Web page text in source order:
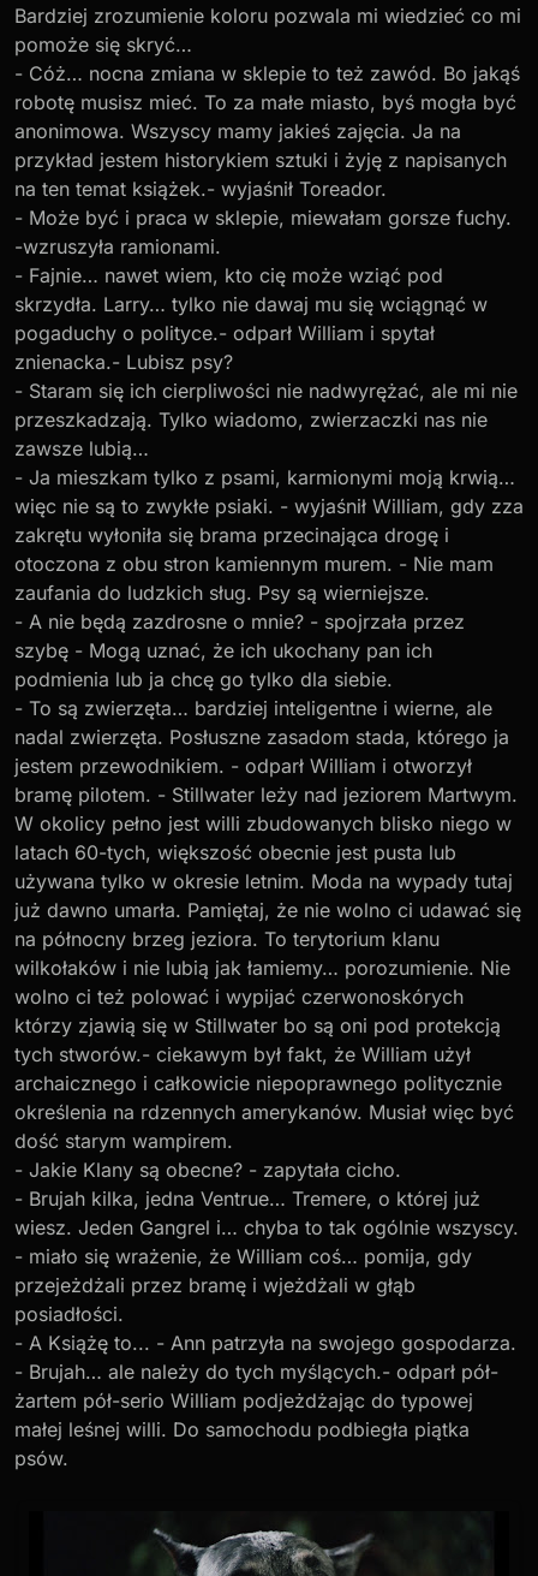
Bardziej zrozumienie koloru pozwala mi wiedzieć co mi
pomoże się skryć…
- Cóż… nocna zmiana w sklepie to też zawód. Bo jakąś
robotę musisz mieć. To za małe miasto, byś mogła być
anonimowa. Wszyscy mamy jakieś zajęcia. Ja na
przykład jestem historykiem sztuki i żyję z napisanych
na ten temat książek.- wyjaśnił Toreador.
- Może być i praca w sklepie, miewałam gorsze fuchy.
-wzruszyła ramionami.
- Fajnie… nawet wiem, kto cię może wziąć pod
skrzydła. Larry… tylko nie dawaj mu się wciągnąć w
pogaduchy o polityce.- odparł William i spytał
znienacka.- Lubisz psy?
- Staram się ich cierpliwości nie nadwyrężać, ale mi nie
przeszkadzają. Tylko wiadomo, zwierzaczki nas nie
zawsze lubią…
- Ja mieszkam tylko z psami, karmionymi moją krwią…
więc nie są to zwykłe psiaki. - wyjaśnił William, gdy zza
zakrętu wyłoniła się brama przecinająca drogę i
otoczona z obu stron kamiennym murem. - Nie mam
zaufania do ludzkich sług. Psy są wierniejsze.
- A nie będą zazdrosne o mnie? - spojrzała przez
szybę - Mogą uznać, że ich ukochany pan ich
podmienia lub ja chcę go tylko dla siebie.
- To są zwierzęta… bardziej inteligentne i wierne, ale
nadal zwierzęta. Posłuszne zasadom stada, którego ja
jestem przewodnikiem. - odparł William i otworzył
bramę pilotem. - Stillwater leży nad jeziorem Martwym.
W okolicy pełno jest willi zbudowanych blisko niego w
latach 60-tych, większość obecnie jest pusta lub
używana tylko w okresie letnim. Moda na wypady tutaj
już dawno umarła. Pamiętaj, że nie wolno ci udawać się
na północny brzeg jeziora. To terytorium klanu
wilkołaków i nie lubią jak łamiemy… porozumienie. Nie
wolno ci też polować i wypijać czerwonoskórych
którzy zjawią się w Stillwater bo są oni pod protekcją
tych stworów.- ciekawym był fakt, że William użył
archaicznego i całkowicie niepoprawnego politycznie
określenia na rdzennych amerykanów. Musiał więc być
dość starym wampirem.
- Jakie Klany są obecne? - zapytała cicho.
- Brujah kilka, jedna Ventrue… Tremere, o której już
wiesz. Jeden Gangrel i… chyba to tak ogólnie wszyscy.
- miało się wrażenie, że William coś… pomija, gdy
przejeżdżali przez bramę i wjeżdżali w głąb
posiadłości.
- A Książę to... - Ann patrzyła na swojego gospodarza.
- Brujah… ale należy do tych myślących.- odparł pół-
żartem pół-serio William podjeżdżając do typowej
małej leśnej willi. Do samochodu podbiegła piątka
psów.